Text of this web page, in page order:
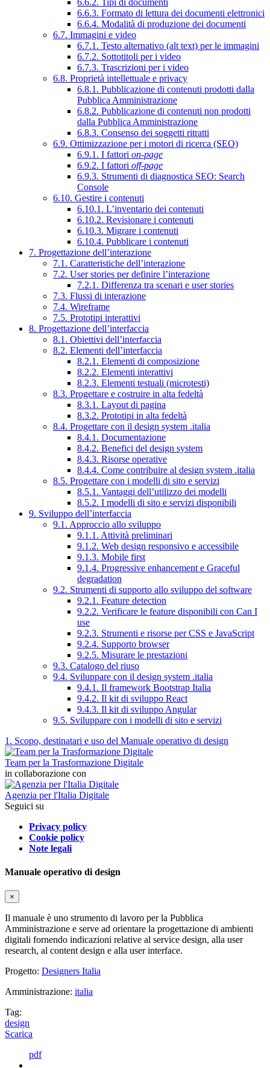
6.6.3. Formato di lettura dei documenti elettronici
6.6.4. Modalità di produzione dei documenti
6.7. Immagini e video
6.7.1. Testo alternativo (alt text) per le immagini
6.7.2. Sottotitoli per i video
6.7.3. Trascrizioni per i video
6.8. Proprietà intellettuale e privacy
6.8.1. Pubblicazione di contenuti prodotti dalla
Pubblica Amministrazione
6.8.2. Pubblicazione di contenuti non prodotti
dalla Pubblica Amministrazione
6.8.3. Consenso dei soggetti ritratti
6.9. Ottimizzazione per i motori di ricerca (SEO)
6.9.1. I fattori on-page
6.9.2. I fattori off-page
6.9.3. Strumenti di diagnostica SEO: Search
Console
6.10. Gestire i contenuti
6.10.1. L’inventario dei contenuti
6.10.2. Revisionare i contenuti
6.10.3. Migrare i contenuti
6.10.4. Pubblicare i contenuti
7. Progettazione dell’interazione
7.1. Caratteristiche dell’interazione
7.2. User stories per definire l’interazione
7.2.1. Differenza tra scenari e user stories
7.3. Flussi di interazione
7.4. Wireframe
7.5. Prototipi interattivi
8. Progettazione dell’interfaccia
8.1. Obiettivi dell’interfaccia
8.2. Elementi dell’interfaccia
8.2.1. Elementi di composizione
8.2.2. Elementi interattivi
8.2.3. Elementi testuali (microtesti)
8.3. Progettare e costruire in alta fedeltà
8.3.1. Layout di pagina
8.3.2. Prototipi in alta fedeltà
8.4. Progettare con il design system .italia
8.4.1. Documentazione
8.4.2. Benefici del design system
8.4.3. Risorse operative
8.4.4. Come contribuire al design system .italia
8.5. Progettare con i modelli di sito e servizi
8.5.1. Vantaggi dell’utilizzo dei modelli
8.5.2. I modelli di sito e servizi disponibili
9. Sviluppo dell’interfaccia
9.1. Approccio allo sviluppo
9.1.1. Attività preliminari
9.1.2. Web design responsivo e accessibile
9.1.3. Mobile first
9.1.4. Progressive enhancement e Graceful
degradation
9.2. Strumenti di supporto allo sviluppo del software
9.2.1. Feature detection
9.2.2. Verificare le feature disponibili con Can I
use
9.2.3. Strumenti e risorse per CSS e JavaScript
9.2.4. Supporto browser
9.2.5. Misurare le prestazioni
9.3. Catalogo del riuso
9.4. Sviluppare con il design system .italia
9.4.1. Il framework Bootstrap Italia
9.4.2. Il kit di sviluppo React
9.4.3. Il kit di sviluppo Angular
9.5. Sviluppare con i modelli di sito e servizi
1. Scopo, destinatari e uso del Manuale operativo di design
Team per la Trasformazione Digitale
in collaborazione con
Agenzia per l'Italia Digitale
Seguici su
Privacy policy
Cookie policy
Note legali
Manuale operativo di design
×
Il manuale è uno strumento di lavoro per la Pubblica
Amministrazione e serve ad orientare la progettazione di ambienti
digitali fornendo indicazioni relative al service design, alla user
research, al content design e alla user interface.
Progetto: Designers Italia
Amministrazione: italia
Tag:
design
Scarica
pdf